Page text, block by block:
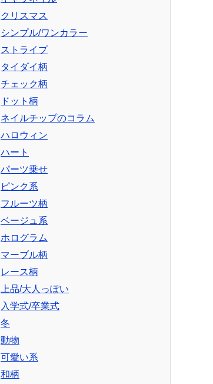
クリスマス
シンプル/ワンカラー
ストライプ
タイダイ柄
チェック柄
ドット柄
ネイルチップのコラム
ハロウィン
ハート
パーツ乗せ
ピンク系
フルーツ柄
ベージュ系
ホログラム
マーブル柄
レース柄
上品/大人っぽい
入学式/卒業式
冬
動物
可愛い系
和柄